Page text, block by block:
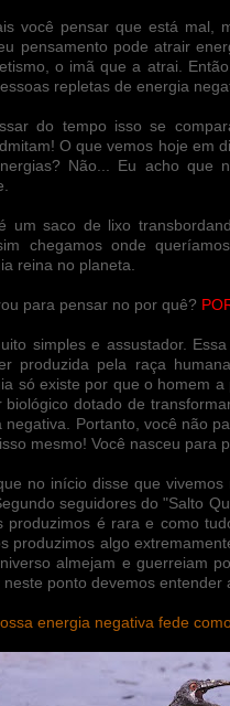
você pensar que está mal,
pensamento pode atrair
o imã que a atrai.
repletas de energia
do tempo isso se
O que vemos hoje em
Não... Eu acho que
um saco de lixo
chegamos onde
reina no planeta.
para pensar no por quê?
simples e assustador.
produzida pela raça
só existe por que o homem a
biológico dotado de
negativa. Portanto, você não
mesmo! Você nasceu para
no início disse que vivemos
seguidores do "Salto
produzimos é rara e como
produzimos algo
almejam e guerreiam
ponto devemos entender
energia negativa fede